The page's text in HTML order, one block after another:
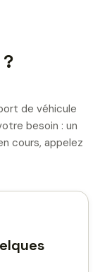
de véhicule
besoin : un
cours, appelez